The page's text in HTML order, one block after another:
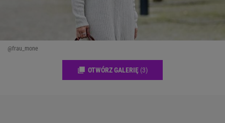
@frau_mone
OTWÓRZ GALERIĘ (3)